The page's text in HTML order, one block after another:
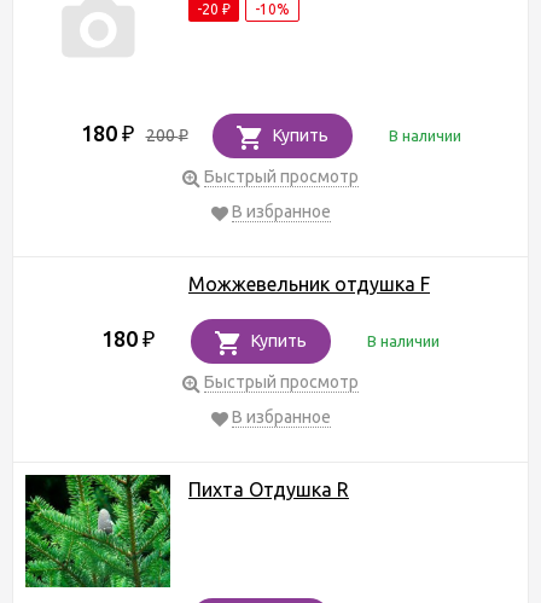
-20 ₽ -10%
180 ₽ 200₽ Купить В наличии
Быстрый просмотр
В избранное
Можжевельник отдушка F
180 ₽ Купить В наличии
Быстрый просмотр
В избранное
Пихта Отдушка R